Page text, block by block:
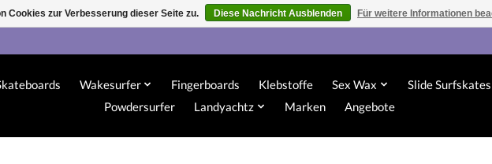
Wakesurfer Fingerboards Klebstoffe Sex Wax Slide Surfskates
Powdersurfer
Landyachtz Marken Angebote
Cookies zur Verbesserung dieser Seite zu. Diese Nachricht Ausblenden Für weitere Informationen